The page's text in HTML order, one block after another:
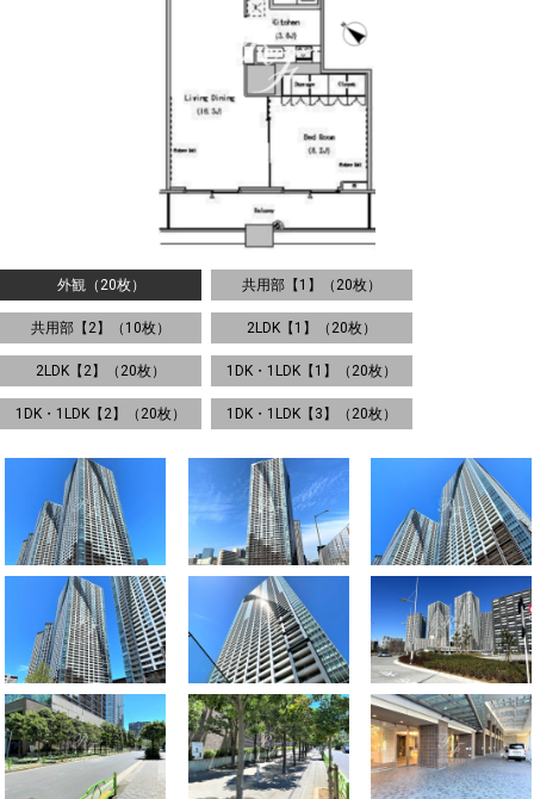
外観（20枚） 共用部【1】（20枚）
共用部【2】（10枚） 2LDK【1】（20枚）
2LDK【2】（20枚） 1DK・1LDK【1】（20枚）
1DK・1LDK【2】（20枚） 1DK・1LDK【3】（20枚）